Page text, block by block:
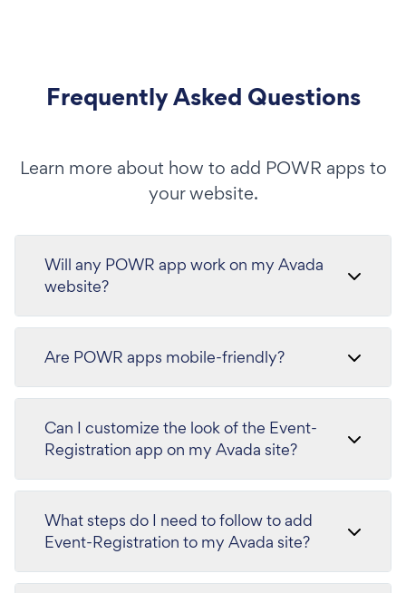
Frequently Asked Questions
Learn more about how to add POWR apps to
your website.
Will any POWR app work on my Avada
website?
Are POWR apps mobile-friendly?
Can I customize the look of the Event-
Registration app on my Avada site?
What steps do I need to follow to add
Event-Registration to my Avada site?